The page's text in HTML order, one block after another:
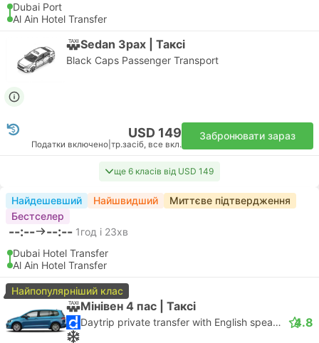
Dubai Port
Al Ain Hotel Transfer
Sedan 3pax | Таксі
Black Caps Passenger Transport
USD 149
Податки включено тр.засіб, все вкл.
Забронювати зараз
ще 6 класів від USD 149
Найдешевший Найшвидший
Миттєве підтвердження
Бестселер
--:-- --:-- 1год і 23хв
Dubai Hotel Transfer
Al Ain Hotel Transfer
Найпопулярніший клас
Мінiвен 4 пас | Таксі
Daytrip private transfer with English speaking driver 4.8